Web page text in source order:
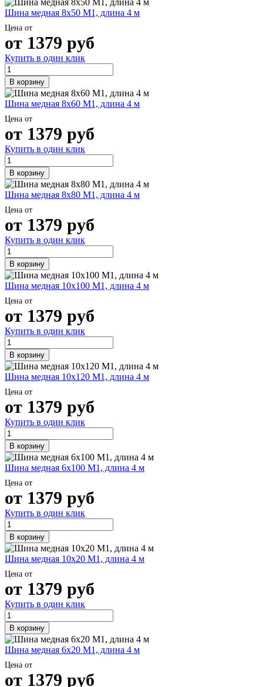
Шина медная 8х50 М1, длина 4 м
Цена от
от 1379 руб
Купить в один клик
В корзину
Шина медная 8х60 М1, длина 4 м
Цена от
от 1379 руб
Купить в один клик
В корзину
Шина медная 8х80 М1, длина 4 м
Цена от
от 1379 руб
Купить в один клик
В корзину
Шина медная 10х100 М1, длина 4 м
Цена от
от 1379 руб
Купить в один клик
В корзину
Шина медная 10х120 М1, длина 4 м
Цена от
от 1379 руб
Купить в один клик
В корзину
Шина медная 6х100 М1, длина 4 м
Цена от
от 1379 руб
Купить в один клик
В корзину
Шина медная 10х20 М1, длина 4 м
Цена от
от 1379 руб
Купить в один клик
В корзину
Шина медная 6х20 М1, длина 4 м
Цена от
от 1379 руб